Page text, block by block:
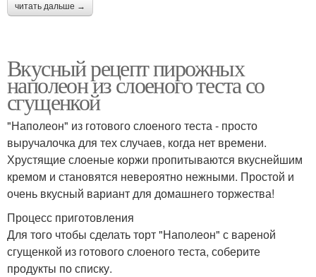
читать дальше →
Вкусный рецепт пирожных
наполеон из слоеного теста со
сгущенкой
"Наполеон" из готового слоеного теста - просто
выручалочка для тех случаев, когда нет времени.
Хрустящие слоеные коржи пропитываются вкуснейшим
кремом и становятся невероятно нежными. Простой и
очень вкусный вариант для домашнего торжества!
Процесс приготовления
Для того чтобы сделать торт "Наполеон" с вареной
сгущенкой из готового слоеного теста, соберите
продукты по списку.